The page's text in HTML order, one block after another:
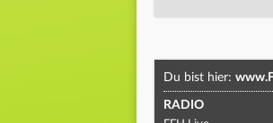
Du bist hier:
RADIO